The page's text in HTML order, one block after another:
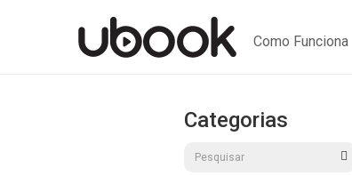
Como Funciona
Categorias